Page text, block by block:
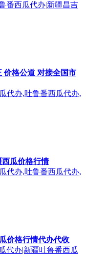
番西瓜代办|新疆昌吉
价格公道 对接全国市
代办,吐鲁番西瓜代办,
西瓜价格行情
代办,吐鲁番西瓜代办,
价格行情代办代收
代办|新疆吐鲁番西瓜